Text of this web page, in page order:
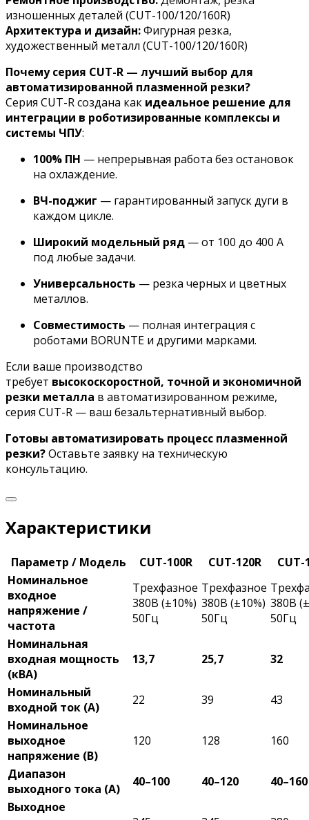
изношенных деталей (CUT-100/120/160R)
Архитектура и дизайн:Фигурная резка,
художественный металл (CUT-100/120/160R)
Почему серия CUT-R — лучший выбор для
автоматизированной плазменной резки?
Серия CUT-R создана как идеальное решение для
интеграции в роботизированные комплексы и
системы ЧПУ:
100% ПН — непрерывная работа без остановок
на охлаждение.
ВЧ-поджиг — гарантированный запуск дуги в
каждом цикле.
Широкий модельный ряд — от 100 до 400 А
под любые задачи.
Универсальность — резка черных и цветных
металлов.
Совместимость — полная интеграция с
роботами BORUNTE и другими марками.
Если ваше производство
требует высокоскоростной, точной и экономичной
резки металла в автоматизированном режиме,
серия CUT-R — ваш безальтернативный выбор.
Готовы автоматизировать процесс плазменной
резки?Оставьте заявку на техническую
консультацию.
Характеристики
Параметр / Модель CUT-100R CUT-120R
CUT-
Номинальное
входное
напряжение /
частота
Трехфазное
380В (±10%)
50Гц
Трехфазное
380В (±10%)
50Гц
380В
50Гц
Номинальная
входная мощность
(кВА)
13,7 25,7 32
Номинальный
входной ток (А)
22 39
43
Номинальное
выходное
напряжение (В)
120 128 160
Диапазон
выходного тока (А)
40–100 40–120
40–160
Выходное